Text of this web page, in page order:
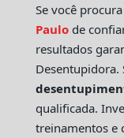
Se você
Paulo de
resultados
Desentupidora.
qualificada.
treinamentos e